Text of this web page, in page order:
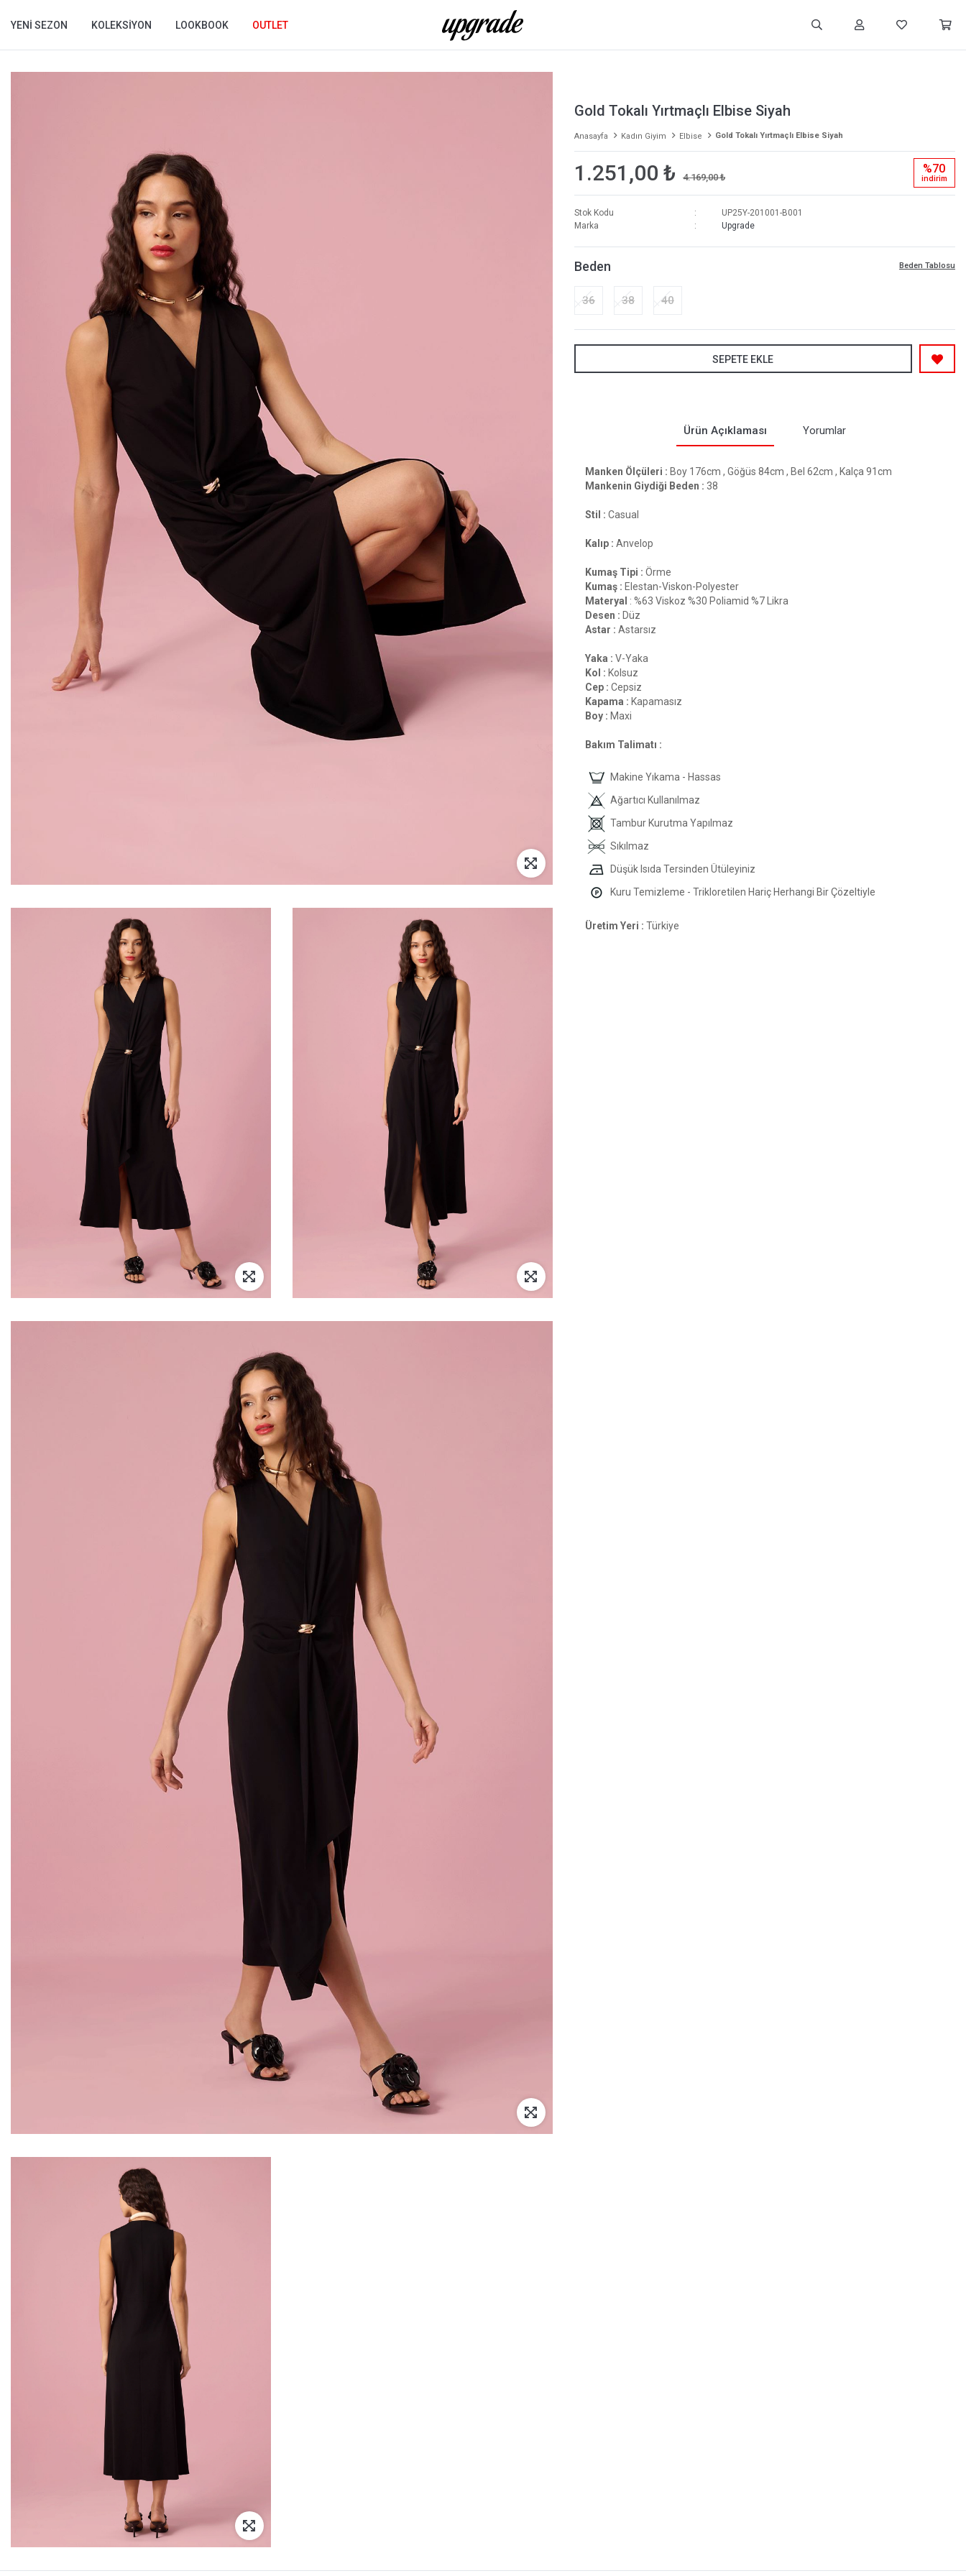
YENI SEZON KOLEKSIYON LOOKBOOK OUTLET
Gold Tokalı Yırtmaçlı Elbise Siyah
Anasayfa Kadın Giyim Elbise Gold Tokalı Yırtmaçlı Elbise Siyah
1.251,00 ₺ 4.169,00 ₺
%70
i̇ndi̇ri̇m
Stok Kodu
UP25Y-201001-B001
Marka
Upgrade
Beden Tablosu
Beden
36 38 40
SEPETE EKLE
Ürün Açıklaması Yorumlar
Manken Ölçüleri : Boy 176cm , Göğüs 84cm , Bel 62cm , Kalça 91cm
Mankenin Giydiği Beden : 38
Stil : Casual
Kalıp : Anvelop
Kumaş Tipi : Örme
Kumaş : Elestan-Viskon-Polyester
Materyal : %63 Viskoz %30 Poliamid %7 Likra
Desen : Düz
Astar : Astarsız
Yaka : V-Yaka
Kol : Kolsuz
Cep : Cepsiz
Kapama : Kapamasız
Boy : Maxi
Bakım Talimatı :
Makine Yıkama - Hassas
Ağartıcı Kullanılmaz
Tambur Kurutma Yapılmaz
Sıkılmaz
Düşük Isıda Tersinden Ütüleyiniz
Kuru Temizleme - Trikloretilen Hariç Herhangi Bir Çözeltiyle
Üretim Yeri : Türkiye